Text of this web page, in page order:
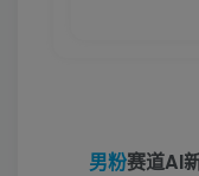
男粉赛道AI